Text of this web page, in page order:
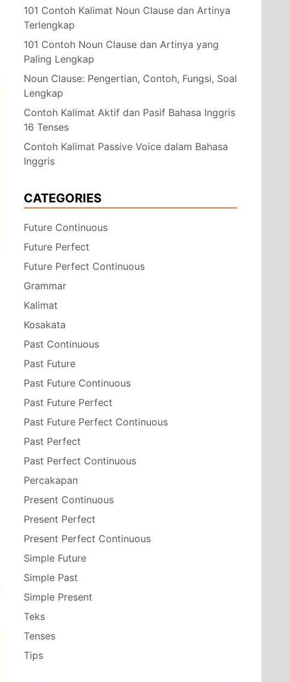
101 Contoh Kalimat Noun Clause dan Artinya
Terlengkap
101 Contoh Noun Clause dan Artinya yang
Paling Lengkap
Noun Clause: Pengertian, Contoh, Fungsi, Soal
Lengkap
Contoh Kalimat Aktif dan Pasif Bahasa Inggris
16 Tenses
Contoh Kalimat Passive Voice dalam Bahasa
Inggris
CATEGORIES
Future Continuous
Future Perfect
Future Perfect Continuous
Grammar
Kalimat
Kosakata
Past Continuous
Past Future
Past Future Continuous
Past Future Perfect
Past Future Perfect Continuous
Past Perfect
Past Perfect Continuous
Percakapan
Present Continuous
Present Perfect
Present Perfect Continuous
Simple Future
Simple Past
Simple Present
Teks
Tenses
Tips